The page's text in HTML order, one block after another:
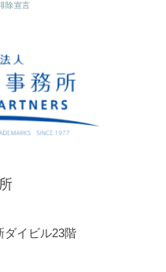
除宣言
ダイビル23階